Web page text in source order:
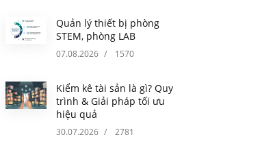
Quản lý thiết bị phòng
STEM, phòng LAB
07.08.2026 / 1570
Kiểm kê tài sản là gì? Quy
trình & Giải pháp tối ưu
hiệu quả
30.07.2026 / 2781